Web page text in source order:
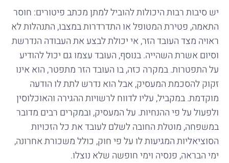
יש סיבות רבות היכולות להוביל למתן מכתב פיטורים: חוסר
התאמה, פטירת המטופל או התדרדרות במצבו, התנהלות לא
ראויה מצד העובד הזר, אי יכולת לבצע את העבודה הנדרשת
וסיום אשרת השהייה. בנוסף, העובד עצמו גם יכול להודיע
על התפטרות. במקרה כזה, בו העובד הזר מתפטר, הוא אינו
זקוק להסכמת המעסיק, אבל הוא נדרש לתת לו הודעה
מוקדמת. במקביל, עליו לדווח לרשויות ההגירה והאוכלוסין
ולפעול על פי ההנחיות. על המעסיק, ובמקרים רבים מדובר
במשפחה, מוטלת החובה לשלם לעובד את כל הזכויות
הסוציאליות המגיעות לו על פי חוק, כולל משכורת אחרונה,
ימי הבראה, פנסיה וימי חופשה שלא נוצלו.